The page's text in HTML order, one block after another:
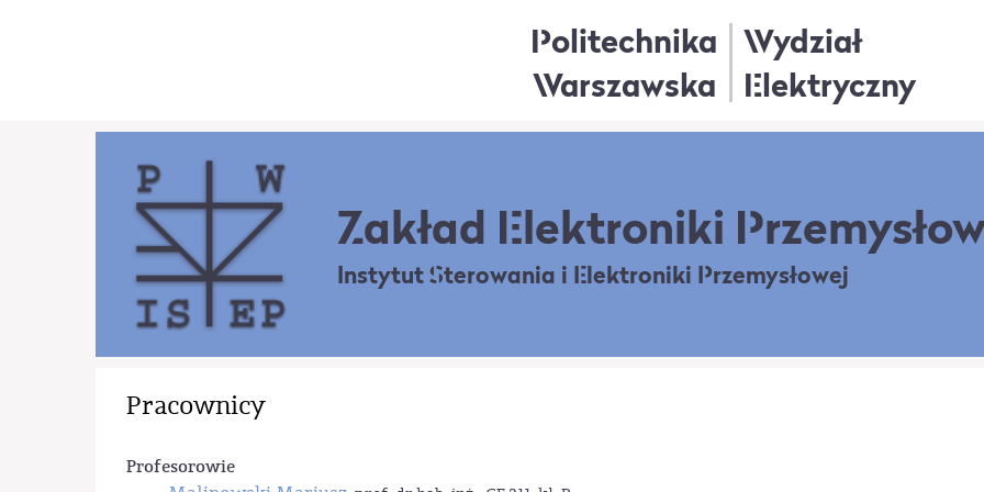
Politechnika
Warszawska
Wydział
Elektryczny
Zakład Elektroniki
Instytut Sterowania i Elektroniki Przemysłowej
Pracownicy
Profesorowie